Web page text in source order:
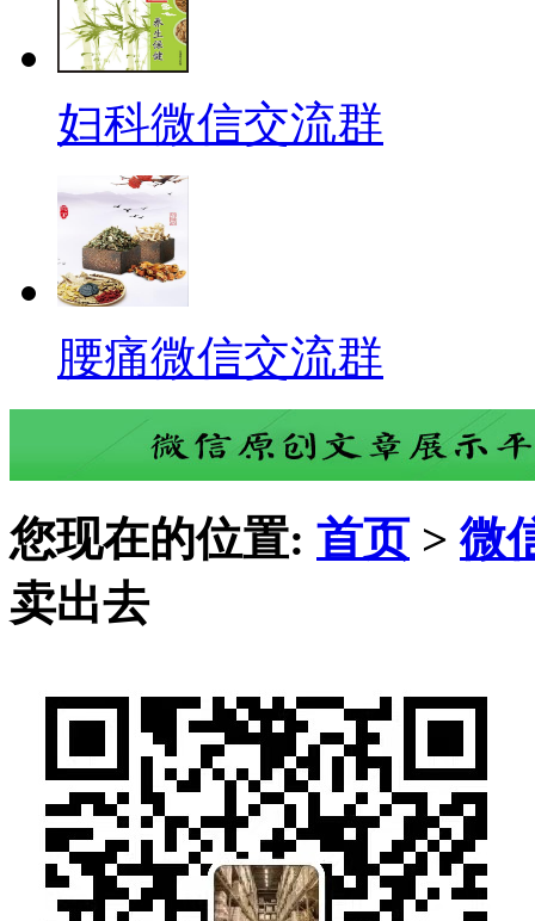
妇科微信交流群
腰痛微信交流群
您现在的位置: 首页 >微
卖出去